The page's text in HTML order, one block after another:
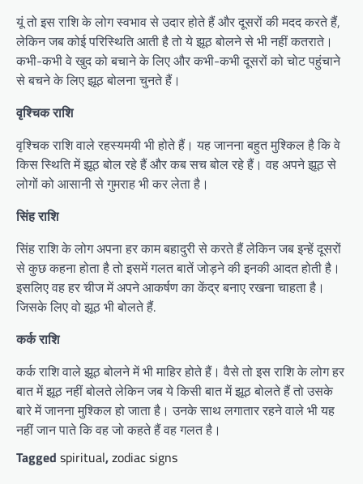
यूं तो इस राशि के लोग स्वभाव से उदार होते हैं और दूसरों की मदद करते हैं,
लेकिन जब कोई परिस्थिति आती है तो ये झूठ बोलने से भी नहीं कतराते।
कभी-कभी वे खुद को बचाने के लिए और कभी-कभी दूसरों को चोट पहुंचाने
से बचने के लिए झूठ बोलना चुनते हैं।
वृश्चिक राशि
वृश्चिक राशि वाले रहस्यमयी भी होते हैं। यह जानना बहुत मुश्किल है कि वे
किस स्थिति में झूठ बोल रहे हैं और कब सच बोल रहे हैं। वह अपने झूठ से
लोगों को आसानी से गुमराह भी कर लेता है।
सिंह राशि
सिंह राशि के लोग अपना हर काम बहादुरी से करते हैं लेकिन जब इन्हें दूसरों
से कुछ कहना होता है तो इसमें गलत बातें जोड़ने की इनकी आदत होती है।
इसलिए वह हर चीज में अपने आकर्षण का केंद्र बनाए रखना चाहता है।
जिसके लिए वो झूठ भी बोलते हैं.
कर्क राशि
कर्क राशि वाले झूठ बोलने में भी माहिर होते हैं। वैसे तो इस राशि के लोग हर
बात में झूठ नहीं बोलते लेकिन जब ये किसी बात में झूठ बोलते हैं तो उसके
बारे में जानना मुश्किल हो जाता है। उनके साथ लगातार रहने वाले भी यह
नहीं जान पाते कि वह जो कहते हैं वह गलत है।
Tagged spiritual,zodiac signs